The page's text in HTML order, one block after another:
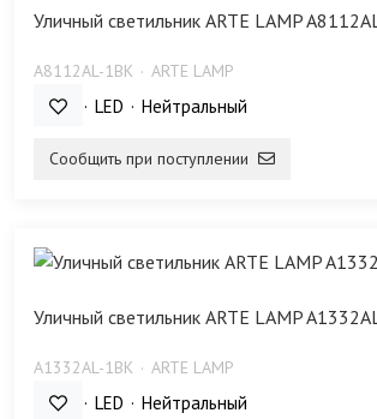
Уличный светильник ARTE LAMP
A8112AL-1BK ARTE LAMP
12 Bт LED Нейтральный
Сообщить при поступлении
Уличный светильник ARTE LAMP
A1332AL-1BK ARTE LAMP
12 Bт LED Нейтральный